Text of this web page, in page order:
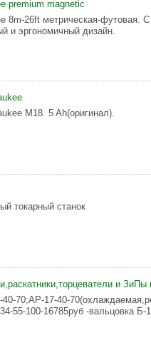
premium magnetic
8m-26ft метрическая-футовая.
и эргономичный дизайн.
M18. 5 Ah(оригинал).
токарный станок
и ЗиПы
70;АР-17-40-
55-100-16785руб -вальцовка Б-